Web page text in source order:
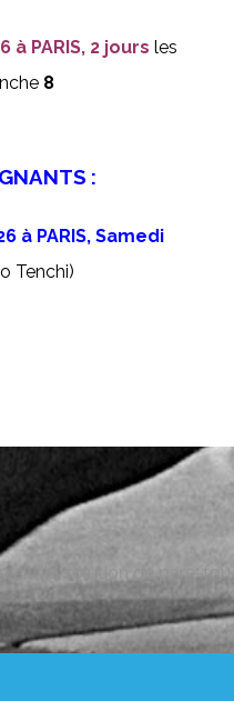
à PARIS, 2 jours les
8
:
à PARIS, Samedi
Tenchi)